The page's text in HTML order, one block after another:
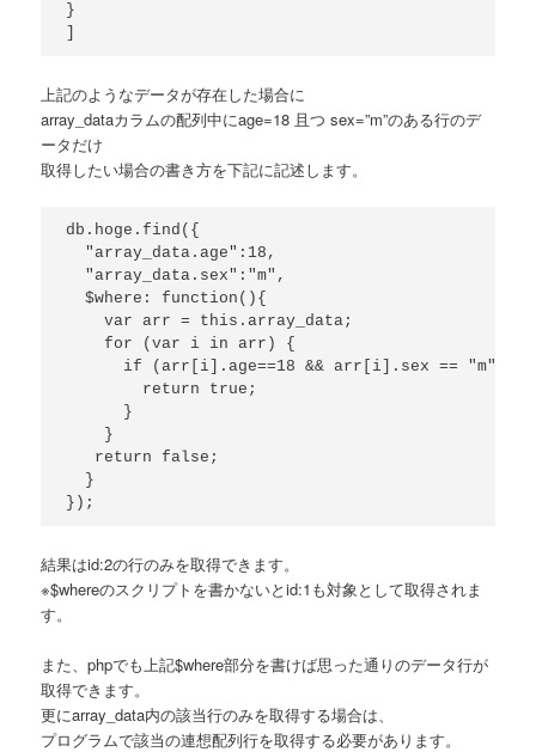
}
上記のようなデータが存在した場合に
array_dataカラムの配列中にage=18 且つ sex=”m”のある行のデ
ータだけ
取得したい場合の書き方を下記に記述します。
db.hoge.find({
  "array_data.age":18,
  "array_data.sex":"m",
  $where: function(){
    var arr = this.array_data;
    for (var i in arr) {
      if (arr[i].age==18 && arr[i].sex == "m"){
        return true;
      }
    }
   return false;
  }
結果はid:2の行のみを取得できます。
※$whereのスクリプトを書かないとid:1も対象として取得されま
す。
また、phpでも上記$where部分を書けば思った通りのデータ行が
取得できます。
更にarray_data内の該当行のみを取得する場合は、
プログラムで該当の連想配列行を取得する必要があります。